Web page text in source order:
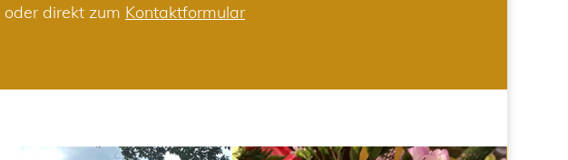
oder direkt zum Kontaktformular